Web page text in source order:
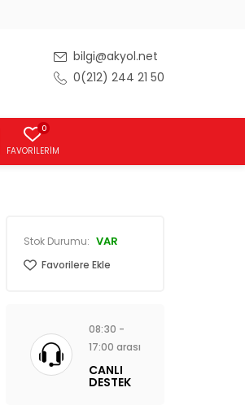
bilgi@akyol.net
0(212) 244 21 50
0
FAVORILERIM
Stok Durumu: VAR
Favorilere Ekle
08:30 -
17:00 arası
CANLI
DESTEK